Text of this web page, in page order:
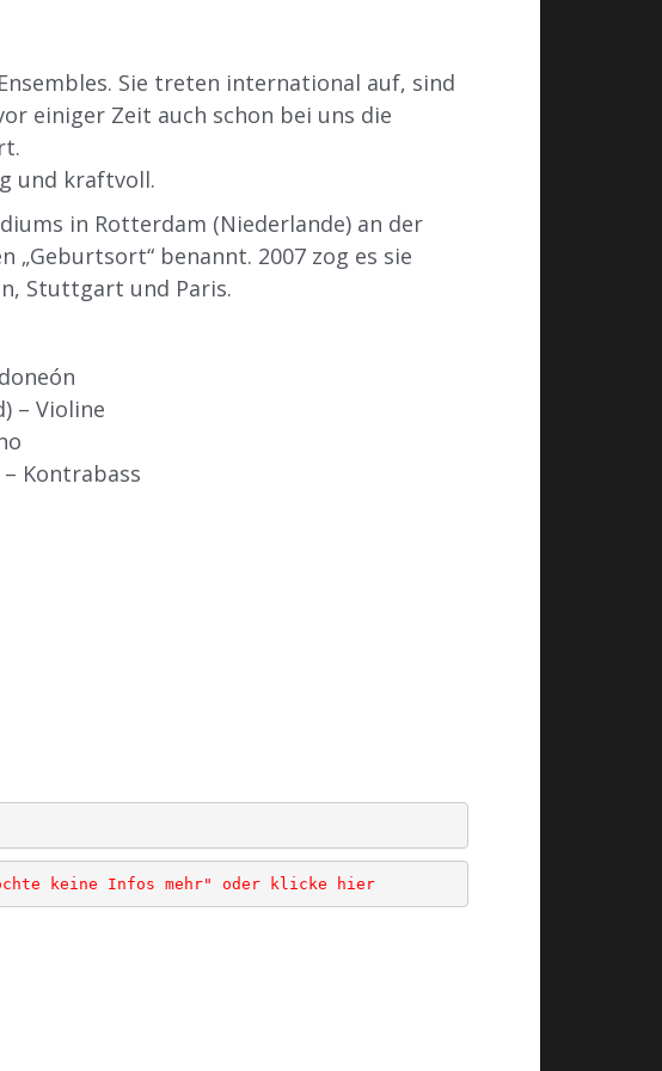
Sie treten international auf, sind
einiger Zeit auch schon bei uns die
und kraftvoll.
in Rotterdam (Niederlande) an der
„Geburtsort“ benannt. 2007 zog es sie
Stuttgart und Paris.
– Violine
Kontrabass
keine Infos mehr" oder klicke hier